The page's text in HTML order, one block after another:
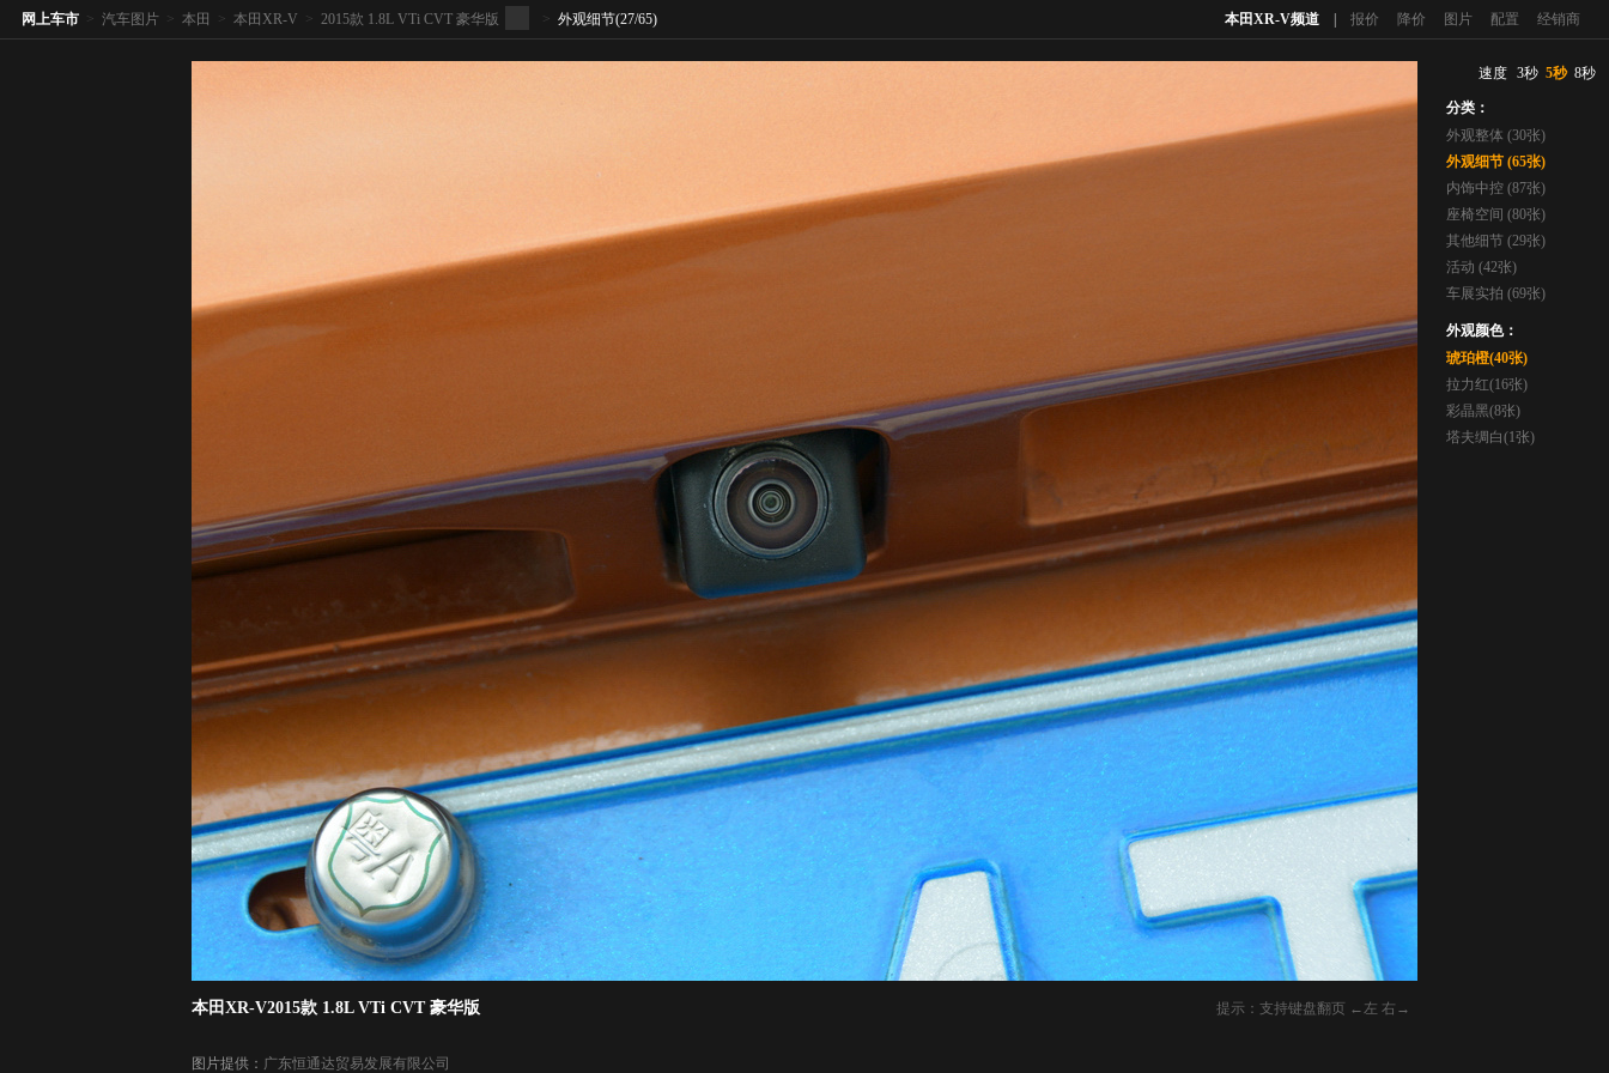
本田XR-V频道 报价 降价 图片 配置 经销商
网上车市 > 汽车图片 > 本田 > 本田XR-V > 2015款 1.8L VTi CVT 豪华版 > 外观细节(27/65)
提示：支持键盘翻页 ←左 右→
本田XR-V2015款 1.8L VTi CVT 豪华版
图片提供： 广东恒通达贸易发展有限公司
速度 3秒 5秒 8秒
分类：
外观整体 (30张)
外观细节 (65张)
内饰中控 (87张)
座椅空间 (80张)
其他细节 (29张)
活动 (42张)
车展实拍 (69张)
外观颜色：
琥珀橙(40张)
拉力红(16张)
彩晶黑(8张)
塔夫绸白(1张)